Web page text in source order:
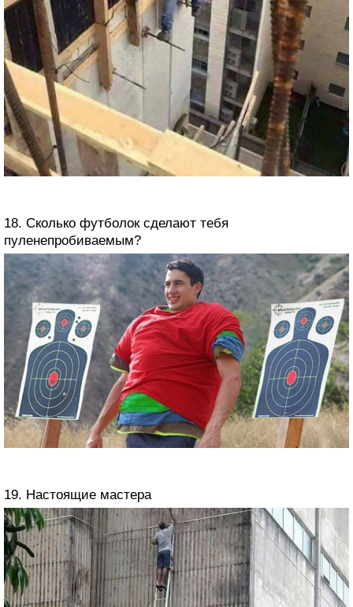
18. Сколько футболок сделают тебя
пуленепробиваемым?
19. Настоящие мастера